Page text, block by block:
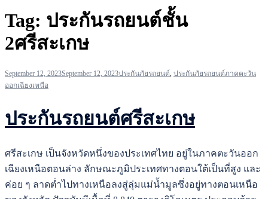
Tag: ประกันรถยนต์ชั้น
2ศรีสะเกษ
September 12, 2023September 12, 2023ประกันภัยรถยนต์, ประกันภัยรถยนต์ภาคคะวัน
ออกเฉียงเหนือ
ประกันรถยนต์ศรีสะเกษ
ศรีสะเกษ เป็นจังหวัดหนึ่งของประเทศไทย อยู่ในภาคตะวันออก
เฉียงเหนือตอนล่าง ลักษณะภูมิประเทศทางตอนใต้เป็นที่สูง และ
ค่อย ๆ ลาดต่ำไปทางเหนือลงสู่ลุ่มแม่น้ำมูลซึ่งอยู่ทางตอนเหนือ